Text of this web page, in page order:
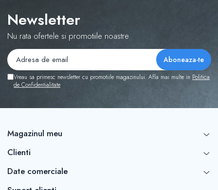
Newsletter
Nu rata ofertele si promotiile noastre
Vreau sa primesc newsletter cu promotiile magazinului. Afla mai multe in Politica
de Confidentialitate
Magazinul meu
Clienti
Date comerciale